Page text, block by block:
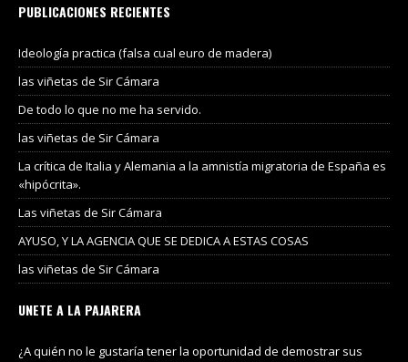
PUBLICACIONES RECIENTES
Ideología practica (falsa cual euro de madera)
las viñetas de Sir Cámara
De todo lo que no me ha servido.
las viñetas de Sir Cámara
La crítica de Italia y Alemania a la amnistía migratoria de España es
«hipócrita».
Las viñetas de Sir Cámara
AYUSO, Y LA AGENCIA QUE SE DEDICA A ESTAS COSAS
las viñetas de Sir Cámara
UNETE A LA PAJARERA
¿A quién no le gustaría tener la oportunidad de demostrar sus